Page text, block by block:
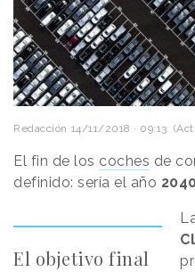
Redacción 14/11/2018 · 09:13
El fin de los coches de
definido: sería el año 2040
El objetivo final